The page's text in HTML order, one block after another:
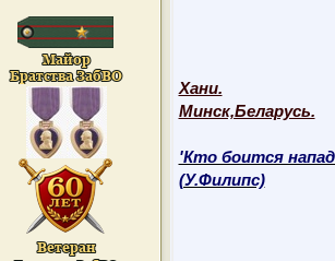
Хани.
Минск,Беларусь.
'Кто боится
(У.Филипс)